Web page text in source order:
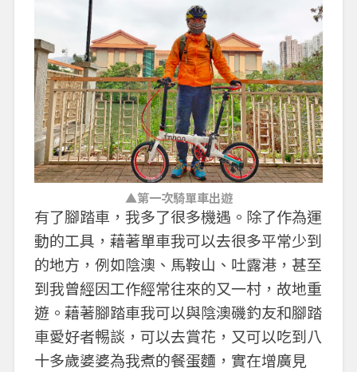
▲第一次騎單車出遊
有了腳踏車，我多了很多機遇。除了作為運
動的工具，藉著單車我可以去很多平常少到
的地方，例如陰澳、馬鞍山、吐露港，甚至
到我曾經因工作經常往來的又一村，故地重
遊。藉著腳踏車我可以與陰澳磯釣友和腳踏
車愛好者𣈱談，可以去賞花，又可以吃到八
十多歲婆婆為我煮的餐蛋麵，實在增廣見